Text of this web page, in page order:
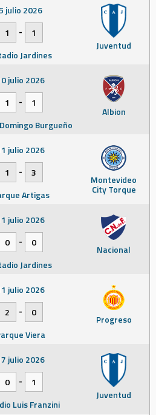
Juventud
julio 2026
1
-
1
Jardines
Albion
julio 2026
1
-
1
Burgueño
Montevideo
City Torque
julio 2026
1
-
3
Artigas
Nacional
julio 2026
0
-
0
Jardines
Progreso
julio 2026
2
-
0
Viera
Juventud
julio 2026
0
-
1
Luis Franzini